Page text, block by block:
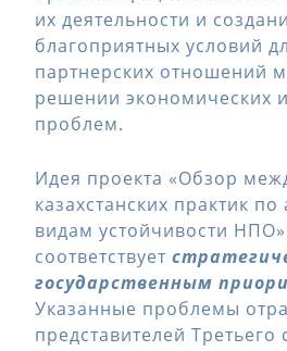
их деятельности и
благоприятных условий
партнерских отношений
решении экономических
проблем.
Идея проекта «Обзор
казахстанских практик
видам устойчивости
соответствует
государственным
Указанные проблемы
представителей Третьего